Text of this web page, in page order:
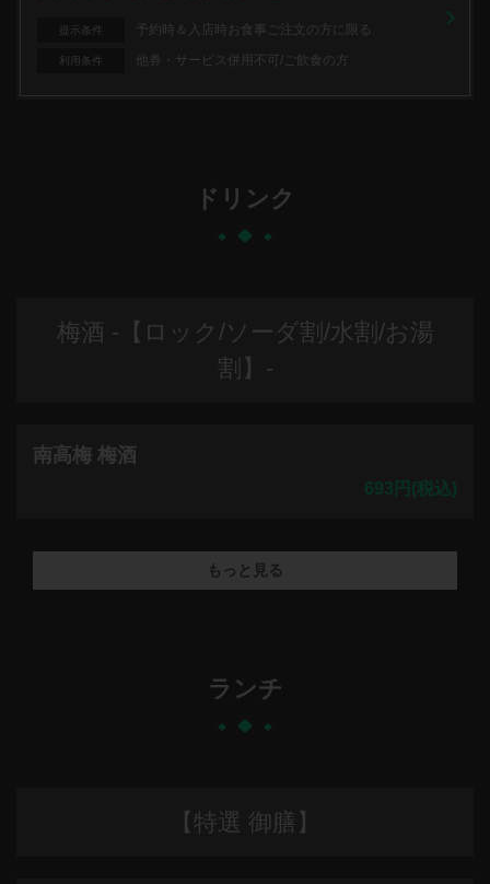
提示条件 予約時＆入店時お食事ご注文の方に限る
利用条件 他券・サービス併用不可/ご飲食の方
ドリンク
梅酒 -【ロック/ソーダ割/水割/お湯
割】-
南高梅 梅酒
693円 (税込)
もっと見る
ランチ
【特選 御膳】